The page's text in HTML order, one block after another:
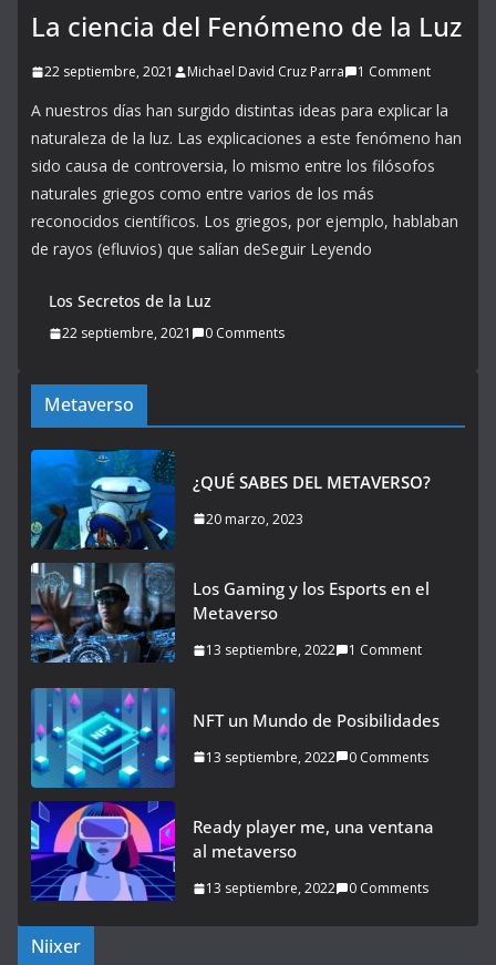
La ciencia del Fenómeno de la Luz
22 septiembre, 2021 Michael David Cruz Parra 1 Comment
A nuestros días han surgido distintas ideas para explicar la
naturaleza de la luz. Las explicaciones a este fenómeno han
sido causa de controversia, lo mismo entre los filósofos
naturales griegos como entre varios de los más
reconocidos científicos. Los griegos, por ejemplo, hablaban
de rayos (efluvios) que salían deSeguir Leyendo
Los Secretos de la Luz
22 septiembre, 2021 0 Comments
Metaverso
¿QUÉ SABES DEL METAVERSO?
20 marzo, 2023
Los Gaming y los Esports en el
Metaverso
13 septiembre, 2022 1 Comment
NFT un Mundo de Posibilidades
13 septiembre, 2022 0 Comments
Ready player me, una ventana
al metaverso
13 septiembre, 2022 0 Comments
Niixer